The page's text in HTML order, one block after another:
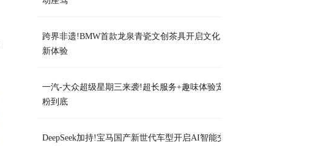
跨界非遗!BMW首款龙泉青瓷文创茶具开启文化
新体验
一汽-大众超级星期三来袭!超长服务+趣味体验宠
粉到底
DeepSeek加持!宝马国产新世代车型开启AI智能交